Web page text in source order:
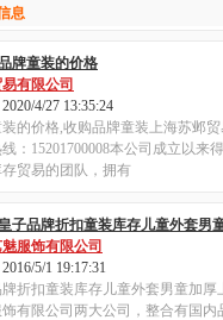
息
牌童装的价格
有限公司
4/27 13:35:24
装的价格,收购品牌童装上海苏邺
：15201700008本公司成立以来
贸易的团队，拥有
子品牌折扣童装库存儿童外套男
服饰有限公司
5/1 19:17:31
折扣童装库存儿童外套男童加
有限公司两大公司，整合有国